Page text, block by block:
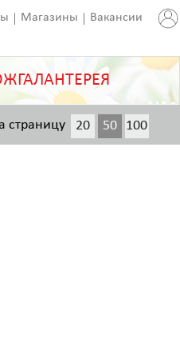
Магазины Вакансии
20 50 100
страницу